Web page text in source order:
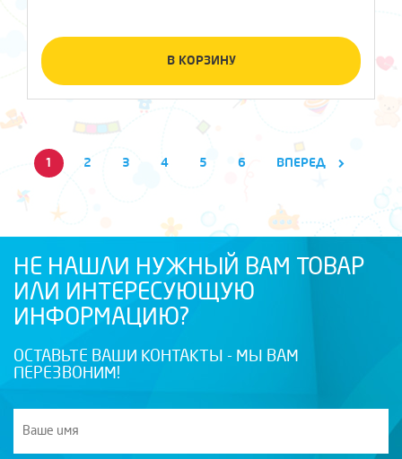
В КОРЗИНУ
1 2 3 4 5 6 ВПЕРЕД
НЕ НАШЛИ НУЖНЫЙ ВАМ ТОВАР
ИЛИ ИНТЕРЕСУЮЩУЮ
ИНФОРМАЦИЮ?
ОСТАВЬТЕ ВАШИ КОНТАКТЫ - МЫ ВАМ
ПЕРЕЗВОНИМ!